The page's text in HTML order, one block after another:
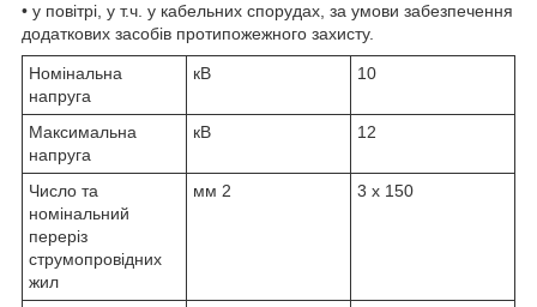
• у повітрі, у т.ч. у кабельних спорудах, за умови забезпечення
додаткових засобів протипожежного захисту.
Номінальна
напруга
кВ 10
Максимальна
напруга
кВ 12
Число та
номінальний
переріз
струмопровідних
жил
мм 2 3 x 150